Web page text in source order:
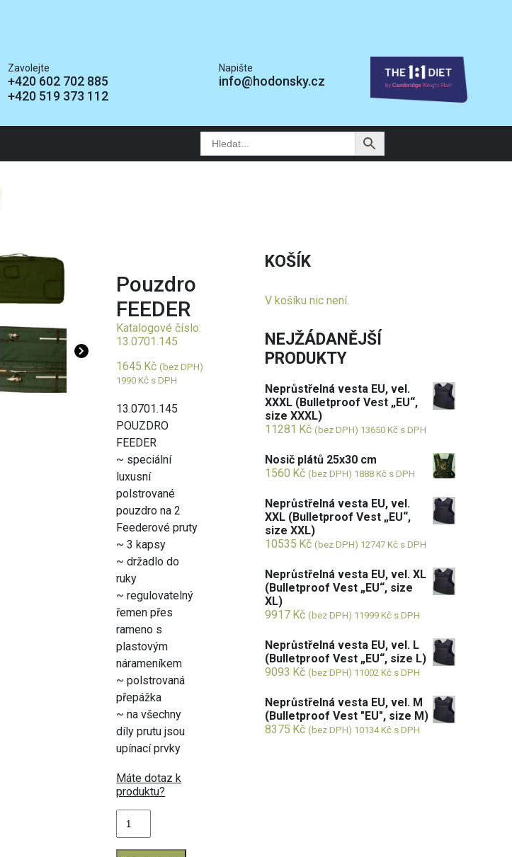
Zavolejte
+420 602 702 885
+420 519 373 112
Napište
info@hodonsky.cz
KOŠÍK
V košíku nic není.
NEJŽÁDANĚJŠÍ
PRODUKTY
Neprůstřelná vesta EU, vel.
XXXL (Bulletproof Vest „EU“,
size XXXL)
11281 Kč (bez DPH) 13650 Kč s DPH
Nosič plátů 25x30 cm
1560 Kč (bez DPH) 1888 Kč s DPH
Neprůstřelná vesta EU, vel.
XXL (Bulletproof Vest „EU“,
size XXL)
10535 Kč (bez DPH) 12747 Kč s DPH
Neprůstřelná vesta EU, vel. XL
(Bulletproof Vest „EU“, size
XL)
9917 Kč (bez DPH) 11999 Kč s DPH
Neprůstřelná vesta EU, vel. L
(Bulletproof Vest „EU“, size L)
9093 Kč (bez DPH) 11002 Kč s DPH
Neprůstřelná vesta EU, vel. M
(Bulletproof Vest "EU", size M)
8375 Kč (bez DPH) 10134 Kč s DPH
Pouzdro
FEEDER
Katalogové číslo:
13.0701.145
1645 Kč (bez DPH)
1990 Kč s DPH
13.0701.145
POUZDRO
FEEDER
~ speciální
luxusní
polstrované
pouzdro na 2
Feederové pruty
~ 3 kapsy
~ držadlo do
ruky
~ regulovatelný
řemen přes
rameno s
plastovým
nárameníkem
~ polstrovaná
přepážka
~ na všechny
díly prutu jsou
upínací prvky
Máte dotaz k
produktu?
FEEDER
množství